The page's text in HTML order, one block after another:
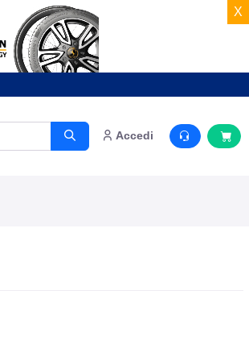
X
Accedi